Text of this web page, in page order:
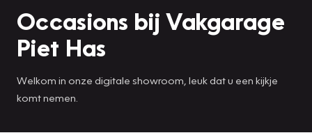
Occasions bij Vakgarage
Piet Has
Welkom in onze digitale showroom, leuk dat u een kijkje
komt nemen.